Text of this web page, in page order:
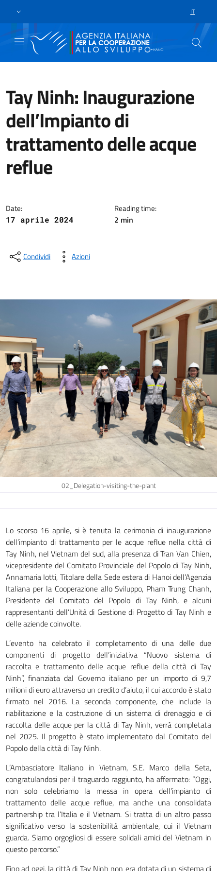
IT
Tay Ninh: Inaugurazione
dell’Impianto di
trattamento delle acque
reflue
Date:
17 aprile 2024
Reading time:
2 min
Condividi Azioni
02_Delegation-visiting-the-plant
Lo scorso 16 aprile, si è tenuta la cerimonia di inaugurazione
dell’impianto di trattamento per le acque reflue nella città di
Tay Ninh, nel Vietnam del sud, alla presenza di Tran Van Chien,
vicepresidente del Comitato Provinciale del Popolo di Tay Ninh,
Annamaria Iotti, Titolare della Sede estera di Hanoi dell’Agenzia
Italiana per la Cooperazione allo Sviluppo, Pham Trung Chanh,
Presidente del Comitato del Popolo di Tay Ninh, e alcuni
rappresentanti dell’Unità di Gestione di Progetto di Tay Ninh e
delle aziende coinvolte.
L’evento ha celebrato il completamento di una delle due
componenti di progetto dell’iniziativa “Nuovo sistema di
raccolta e trattamento delle acque reflue della città di Tay
Ninh”, finanziata dal Governo italiano per un importo di 9,7
milioni di euro attraverso un credito d’aiuto, il cui accordo è stato
firmato nel 2016. La seconda componente, che include la
riabilitazione e la costruzione di un sistema di drenaggio e di
raccolta delle acque per la città di Tay Ninh, verrà completata
nel 2025. Il progetto è stato implementato dal Comitato del
Popolo della città di Tay Ninh.
L’Ambasciatore Italiano in Vietnam, S.E. Marco della Seta,
congratulandosi per il traguardo raggiunto, ha affermato: “Oggi,
non solo celebriamo la messa in opera dell’impianto di
trattamento delle acque reflue, ma anche una consolidata
partnership tra l’Italia e il Vietnam. Si tratta di un altro passo
significativo verso la sostenibilità ambientale, cui il Vietnam
guarda. Siamo orgogliosi di essere solidali amici del Vietnam in
questo percorso.”
Fino ad oggi, la città di Tay Ninh non era dotata di un sistema di